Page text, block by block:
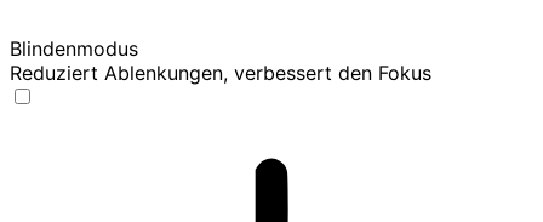
Blindenmodus
Reduziert Ablenkungen, verbessert den Fokus